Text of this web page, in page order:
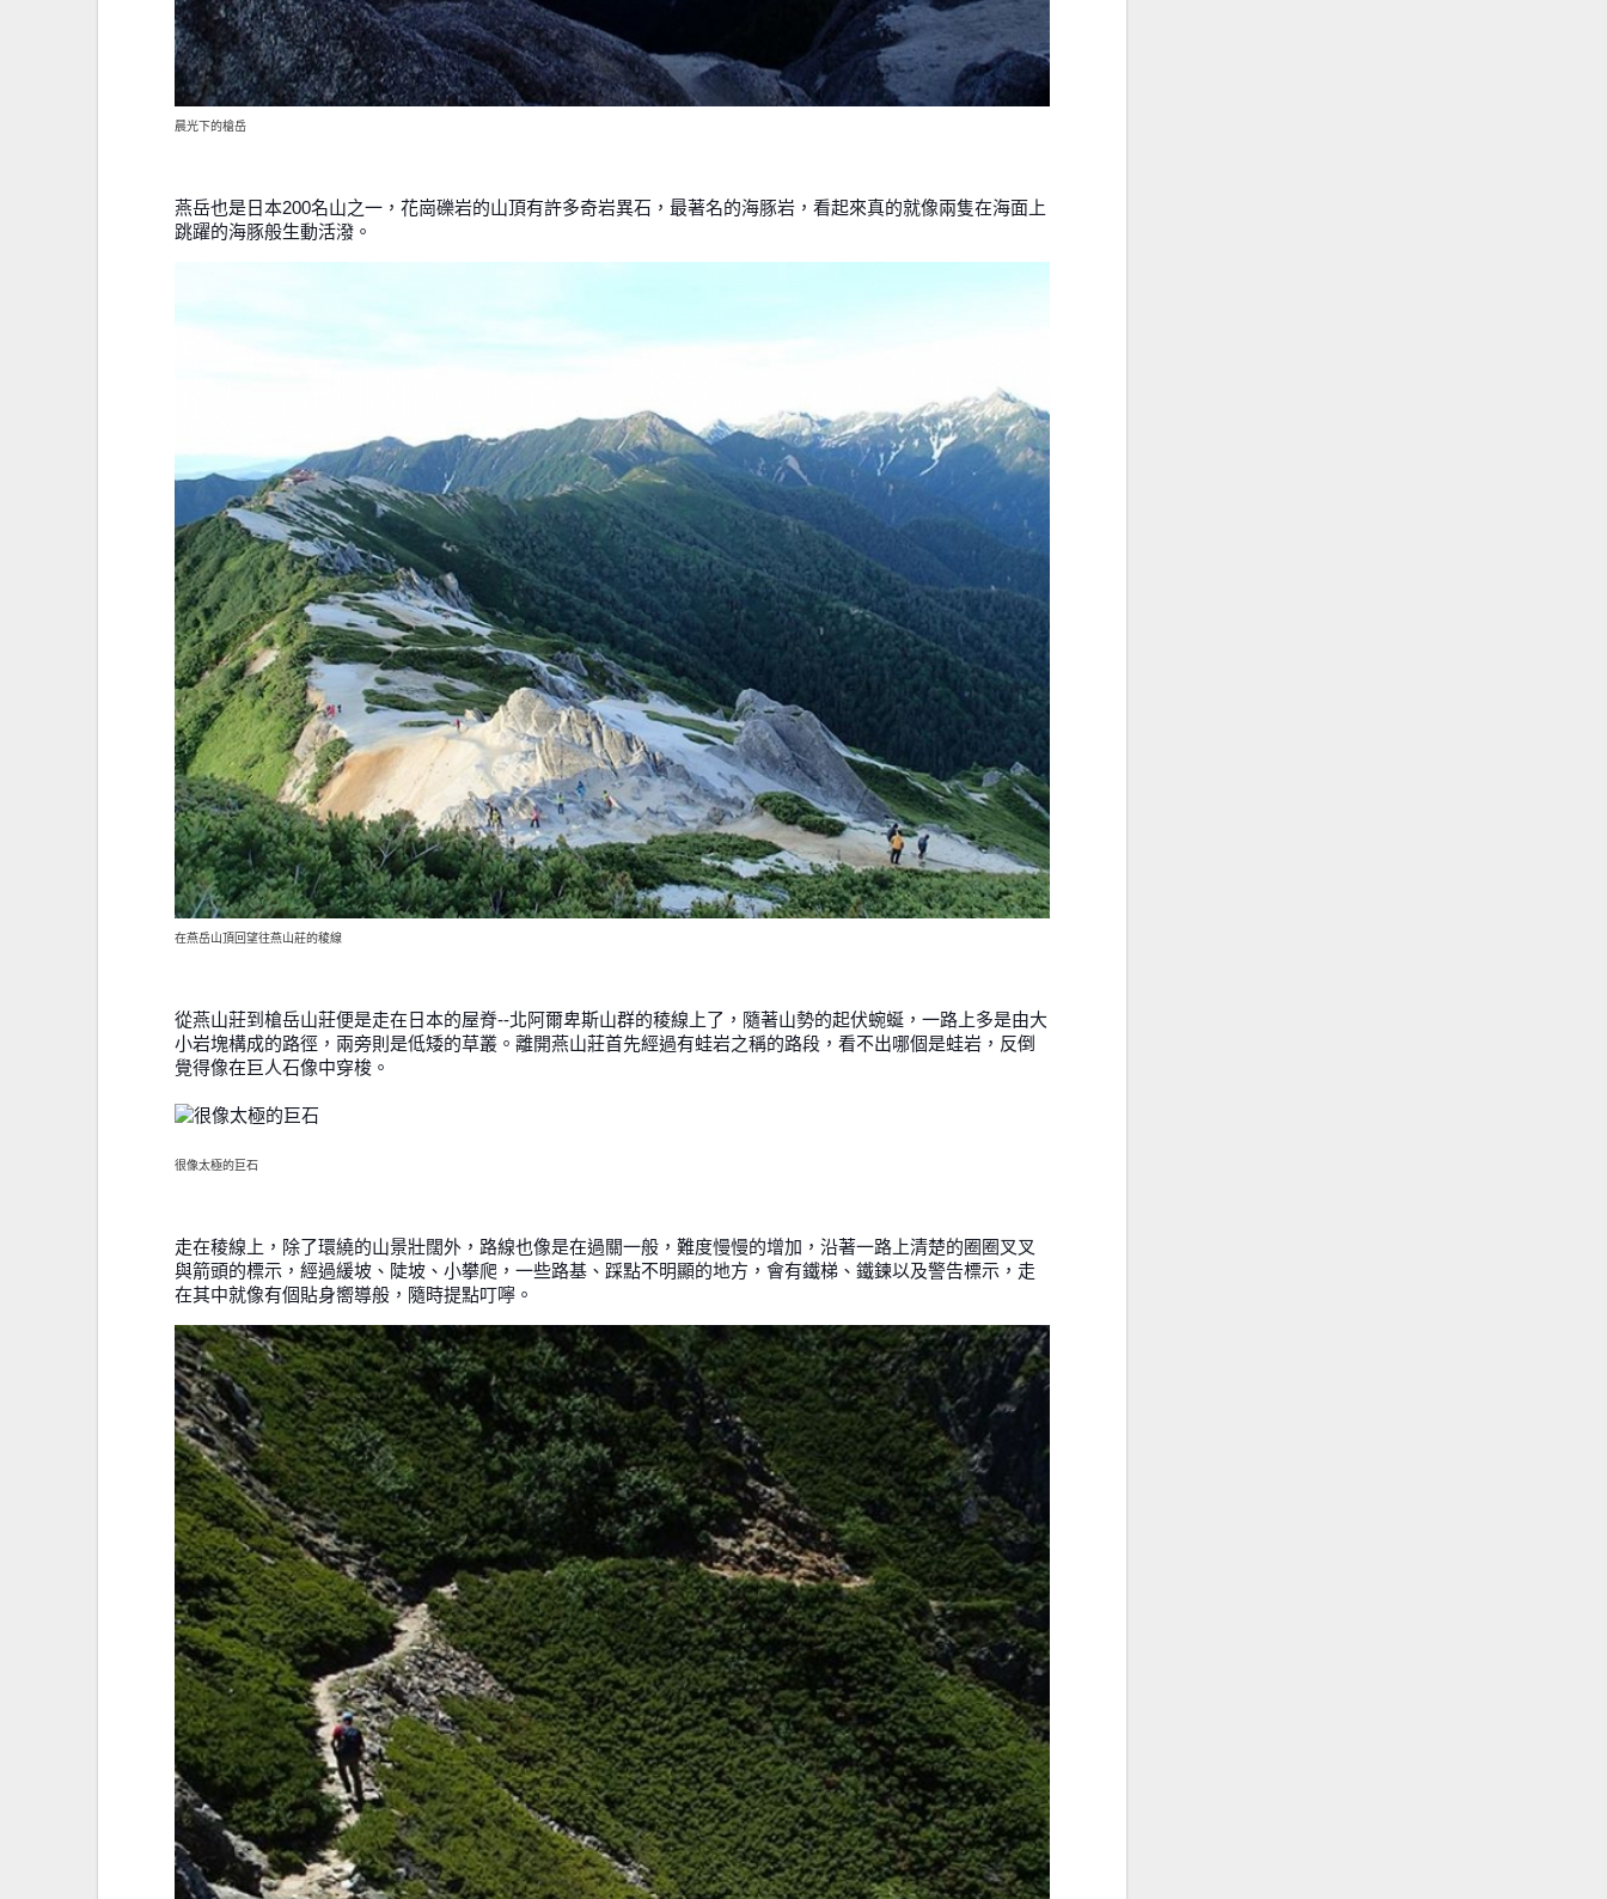
晨光下的槍岳
燕岳也是日本200名山之一，花崗礫岩的山頂有許多奇岩異石，最著名的海豚岩，看起來真的就像兩隻在海面上
跳躍的海豚般生動活潑。
在燕岳山頂回望往燕山莊的稜線
從燕山莊到槍岳山莊便是走在日本的屋脊--北阿爾卑斯山群的稜線上了，隨著山勢的起伏蜿蜒，一路上多是由大
小岩塊構成的路徑，兩旁則是低矮的草叢。離開燕山莊首先經過有蛙岩之稱的路段，看不出哪個是蛙岩，反倒
覺得像在巨人石像中穿梭。
很像太極的巨石
走在稜線上，除了環繞的山景壯闊外，路線也像是在過關一般，難度慢慢的增加，沿著一路上清楚的圈圈叉叉
與箭頭的標示，經過緩坡、陡坡、小攀爬，一些路基、踩點不明顯的地方，會有鐵梯、鐵鍊以及警告標示，走
在其中就像有個貼身嚮導般，隨時提點叮嚀。